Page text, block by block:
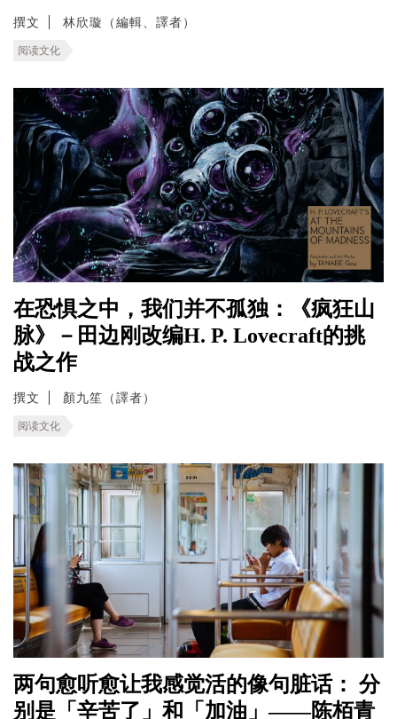
撰文 林欣璇（編輯、譯者）
阅读文化
在恐惧之中，我们并不孤独：《疯狂山
脉》－田边刚改编H. P. Lovecraft的挑
战之作
撰文 顏九笙（譯者）
阅读文化
两句愈听愈让我感觉活的像句脏话： 分
别是「辛苦了」和「加油」——陈栢青